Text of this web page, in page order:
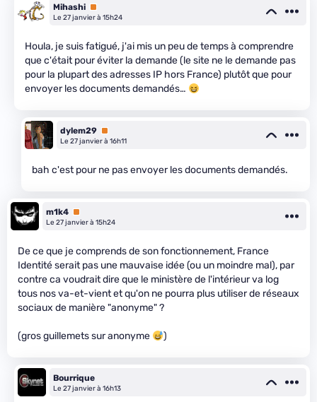
Mihashi Premium
Le 27 janvier à 15h24
Houla, je suis fatigué, j'ai mis un peu de temps à comprendre
que c'était pour éviter la demande (le site ne le demande pas
pour la plupart des adresses IP hors France) plutôt que pour
envoyer les documents demandés…
dylem29 Premium
Le 27 janvier à 16h11
bah c'est pour ne pas envoyer les documents demandés.
m1k4 Premium
Le 27 janvier à 15h24
De ce que je comprends de son fonctionnement, France
Identité serait pas une mauvaise idée (ou un moindre mal), par
contre ca voudrait dire que le ministère de l'intérieur va log
tous nos va-et-vient et qu'on ne pourra plus utiliser de réseaux
sociaux de manière "anonyme" ?
(gros guillemets sur anonyme )
Bourrique
Le 27 janvier à 16h13